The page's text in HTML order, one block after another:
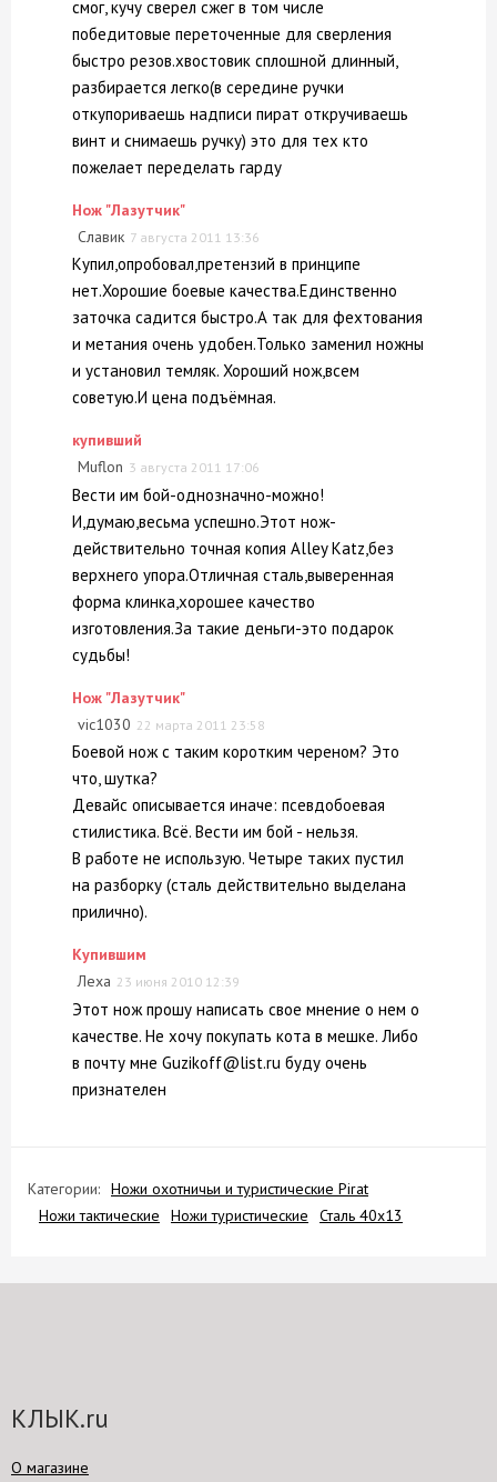
смог, кучу сверел сжег в том числе
победитовые переточенные для сверления
быстро резов.хвостовик сплошной длинный,
разбирается легко(в середине ручки
откупориваешь надписи пират откручиваешь
винт и снимаешь ручку) это для тех кто
пожелает переделать гарду
Нож "Лазутчик"
Славик 7 августа 2011 13:36
Купил,опробовал,претензий в принципе
нет.Хорошие боевые качества.Единственно
заточка садится быстро.А так для фехтования
и метания очень удобен.Только заменил ножны
и установил темляк. Хороший нож,всем
советую.И цена подъёмная.
купивший
Muflon 3 августа 2011 17:06
Вести им бой-однозначно-можно!
И,думаю,весьма успешно.Этот нож-
действительно точная копия Alley Katz,без
верхнего упора.Отличная сталь,выверенная
форма клинка,хорошее качество
изготовления.За такие деньги-это подарок
судьбы!
Нож "Лазутчик"
vic1030 22 марта 2011 23:58
Боевой нож с таким коротким череном? Это
что, шутка?
Девайс описывается иначе: псевдобоевая
стилистика. Всё. Вести им бой - нельзя.
В работе не использую. Четыре таких пустил
на разборку (сталь действительно выделана
прилично).
Купившим
Леха 23 июня 2010 12:39
Этот нож прошу написать свое мнение о нем о
качестве. Не хочу покупать кота в мешке. Либо
в почту мне Guzikoff@list.ru буду очень
признателен
Категории: Ножи охотничьи и туристические Pirat
Ножи тактические
Ножи туристические Сталь 40х13
КЛЫК.ru
О магазине